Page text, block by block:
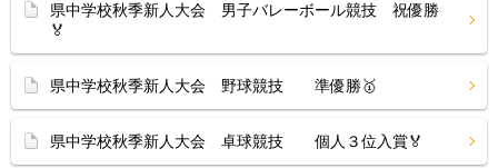
県中学校秋季新人大会 男子バレーボール競技 祝優勝
🏅
県中学校秋季新人大会 野球競技 準優勝🥇
県中学校秋季新人大会 卓球競技 個人３位入賞🏅